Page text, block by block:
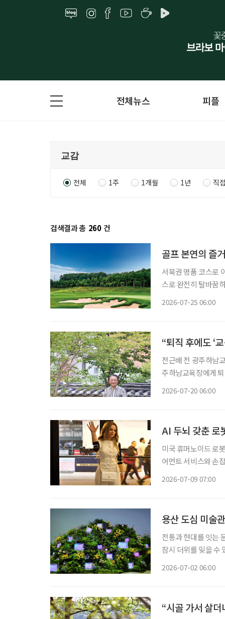
전체뉴스 피플
전체 1주 1개월 1년 직
검색결과 총 260 건
골프 본연의 즐
서북권 명품 코스로
스로 완전히 탈바꿈하고 골
2026-07-25 06:00
“퇴직 후에도 ‘
전근배 전 광주하남교육장 많은 사람이 퇴직을 인생의 쉼표라고 말한다
주하남교육장에게
2026-07-20 06:00
AI 두뇌 갖춘 로
미국 휴머노이드 로
어먼트 서비스와 손
2026-07-09 07:00
용산 도심 미술
전통과 현대를 잇는 문화공간 한여름의 도시는 뜨겁다. 멀리 떠
잠시 더위를 잊을 수
2026-07-02 06:00
“시골 가서 살